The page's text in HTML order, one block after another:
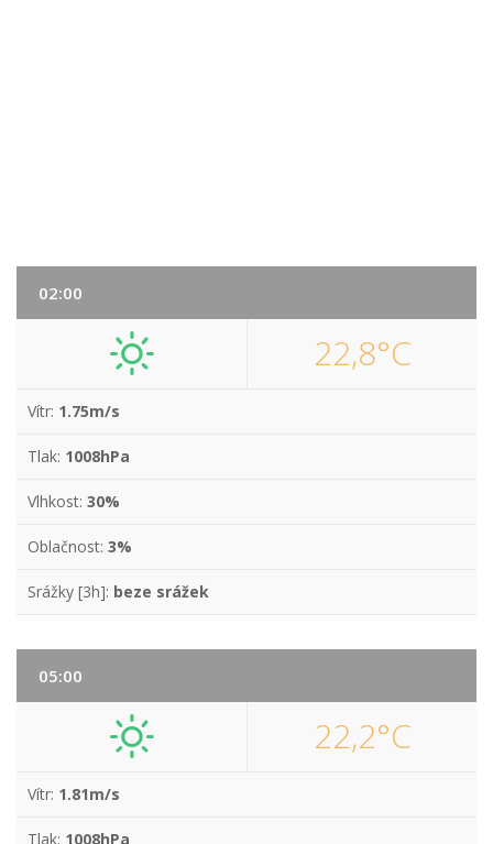
02:00
22,8°C
Vítr: 1.75m/s
Tlak: 1008hPa
Vlhkost: 30%
Oblačnost: 3%
Srážky [3h]: beze srážek
05:00
22,2°C
Vítr: 1.81m/s
Tlak: 1008hPa